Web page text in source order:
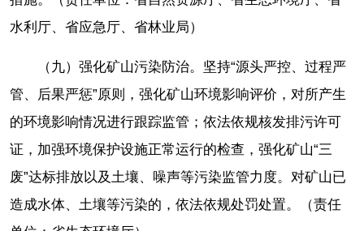
水利厅、省应急厅、省林业局）
（九）强化矿山污染防治。坚持“源头严控、过程严
管、后果严惩”原则，强化矿山环境影响评价，对所产生
的环境影响情况进行跟踪监管；依法依规核发排污许可
证，加强环境保护设施正常运行的检查，强化矿山“三
废”达标排放以及土壤、噪声等污染监管力度。对矿山已
造成水体、土壤等污染的，依法依规处罚处置。（责任